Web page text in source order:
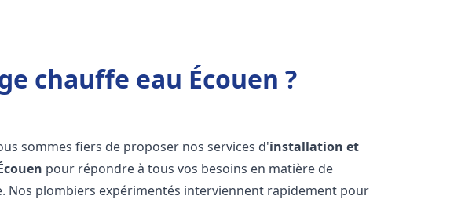
chauffe eau Écouen ?
sommes fiers de proposer nos services d'installation et
pour répondre à tous vos besoins en matière de
Nos plombiers expérimentés interviennent rapidement pour